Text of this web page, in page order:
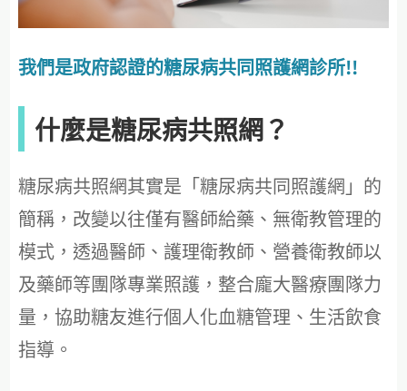
我們是政府認證的糖尿病共同照護網診所!!
什麼是糖尿病共照網？
糖尿病共照網其實是「糖尿病共同照護網」的
簡稱，改變以往僅有醫師給藥、無衛教管理的
模式，透過醫師、護理衛教師、營養衛教師以
及藥師等團隊專業照護，整合龐大醫療團隊力
量，協助糖友進行個人化血糖管理、生活飲食
指導。